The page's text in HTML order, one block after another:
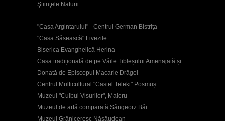
Ştiinţele Naturii
"Casa Argintarului" - Centrul German Bistrița
"Casa Săsească" Livezile
Biserica Evanghelică Herina
Casa tradițională de pe Văile Țibleșului Amenajată și
Donată de Episcopul Macarie Drăgoi
Centrul Multicultural "Castel Teleki" Posmuș
Muzeul "Cuibul Visurilor", Maieru
Muzeul de artă comparată Sângeorz Băi
Muzeul Grăniceresc Năsăudean